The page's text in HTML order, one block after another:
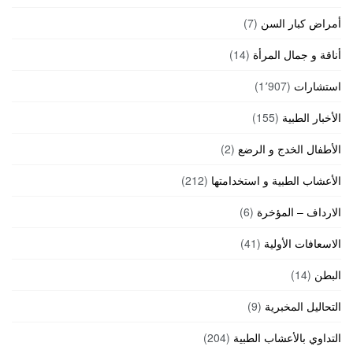
أمراض كبار السن (7)
أناقة و جمال المرأة (14)
استشارات (1٬907)
الأخبار الطبية (155)
الأطفال الخدج و الرضع (2)
الأعشاب الطبية و استخدامتها (212)
الارداف – المؤخرة (6)
الاسعافات الأولية (41)
البطن (14)
التحاليل المخبرية (9)
التداوي بالأعشاب الطبية (204)